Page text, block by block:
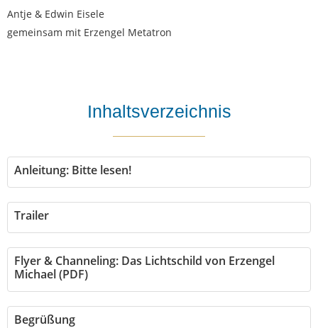
Antje & Edwin Eisele
gemeinsam mit Erzengel Metatron
Inhaltsverzeichnis
Anleitung: Bitte lesen!
Trailer
Flyer & Channeling: Das Lichtschild von Erzengel
Michael (PDF)
Begrüßung